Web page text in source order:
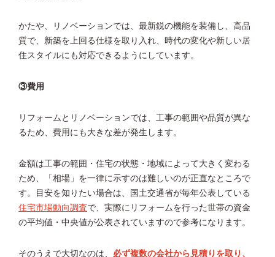
かたや、リノベーションでは、最新鋭の機能を装備し、高品
質で、新築を上回る仕様を取り入れ、時代の変化や新しい居
住スタイルにも対応できるようにしています。
③費用
リフォームとリノベーションでは、工事の範囲や品質が異な
るため、費用にも大きな差が発生します。
金額は工事の範囲・住宅の状態・地域によって大きく変わる
ため、「相場」を一律に示すのは難しいのが正直なところで
す。目安を知りたい場合は、国土交通省が毎年公表している
住宅市場動向調査で、実際にリフォームを行った世帯の資金
の平均値・中央値が公表されていますので参考になります。
そのうえで大切なのは、 必ず複数の会社から見積りを取り、